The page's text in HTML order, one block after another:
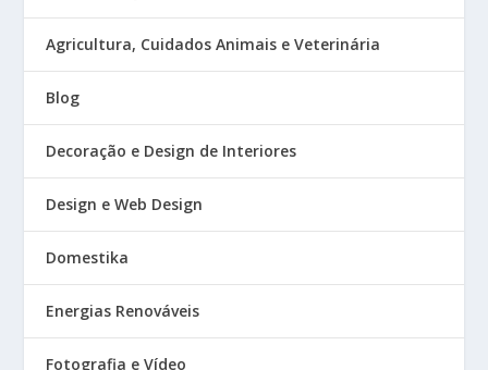
Agricultura, Cuidados Animais e Veterinária
Blog
Decoração e Design de Interiores
Design e Web Design
Domestika
Energias Renováveis
Fotografia e Vídeo